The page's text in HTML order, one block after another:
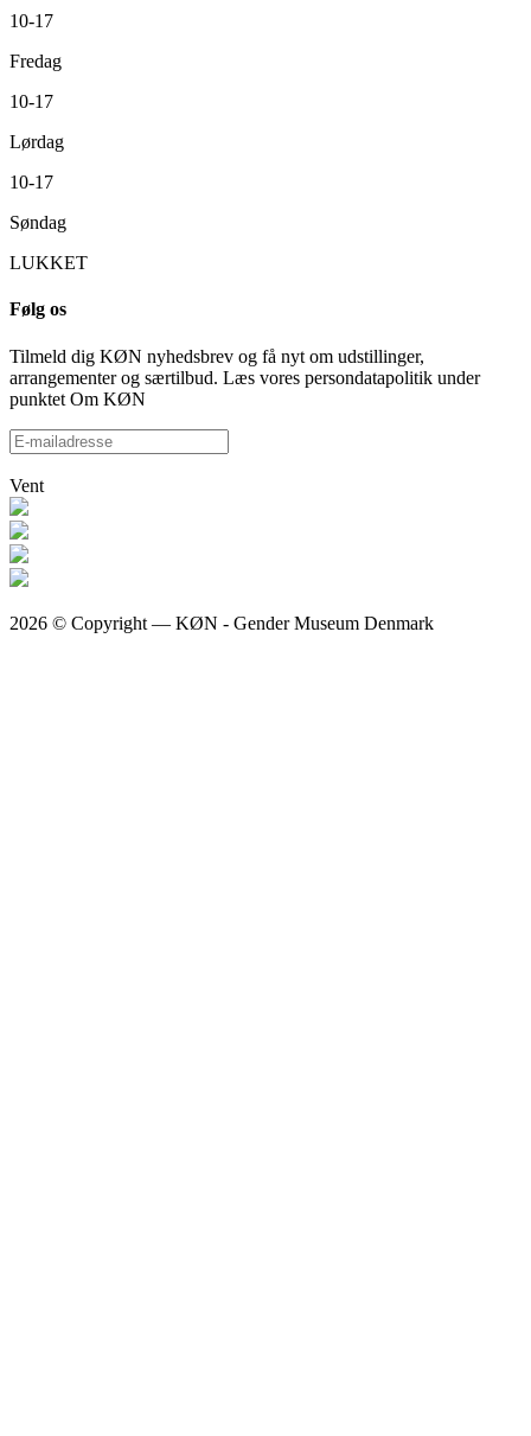
10-17
Fredag
10-17
Lørdag
10-17
Søndag
LUKKET
Følg os
Tilmeld dig KØN nyhedsbrev og få nyt om udstillinger,
arrangementer og særtilbud. Læs vores persondatapolitik under
punktet Om KØN
Vent
2026 © Copyright — KØN - Gender Museum Denmark